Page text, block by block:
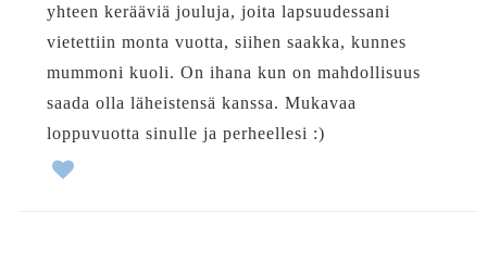
yhteen kerääviä jouluja, joita lapsuudessani
vietettiin monta vuotta, siihen saakka, kunnes
mummoni kuoli. On ihana kun on mahdollisuus
saada olla läheistensä kanssa. Mukavaa
loppuvuotta sinulle ja perheellesi :)